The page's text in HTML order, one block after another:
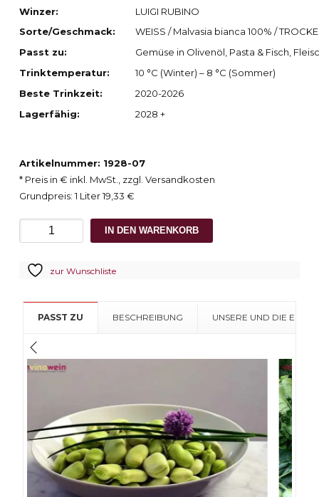
Winzer:
LUIGI RUBINO
Sorte/Geschmack:
WEISS / Malvasia bianca 100% /
Passt zu:
Gemüse in Olivenöl, Pasta & Fisch,
Trinktemperatur:
10 °C (Winter) – 8 °C (Sommer)
Beste Trinkzeit:
2020-2026
Lagerfähig:
2028 +
Artikelnummer: 1928-07
* Preis in € inkl. MwSt., zzgl. Versandkosten
Grundpreis: 1 Liter 19,33 €
Tenute
CRU
Bianco
Malvasia
Bianca
Menge
IN DEN WARENKORB
zur Wunschliste
PASST ZU BESCHREIBUNG UNSERE UND DIE